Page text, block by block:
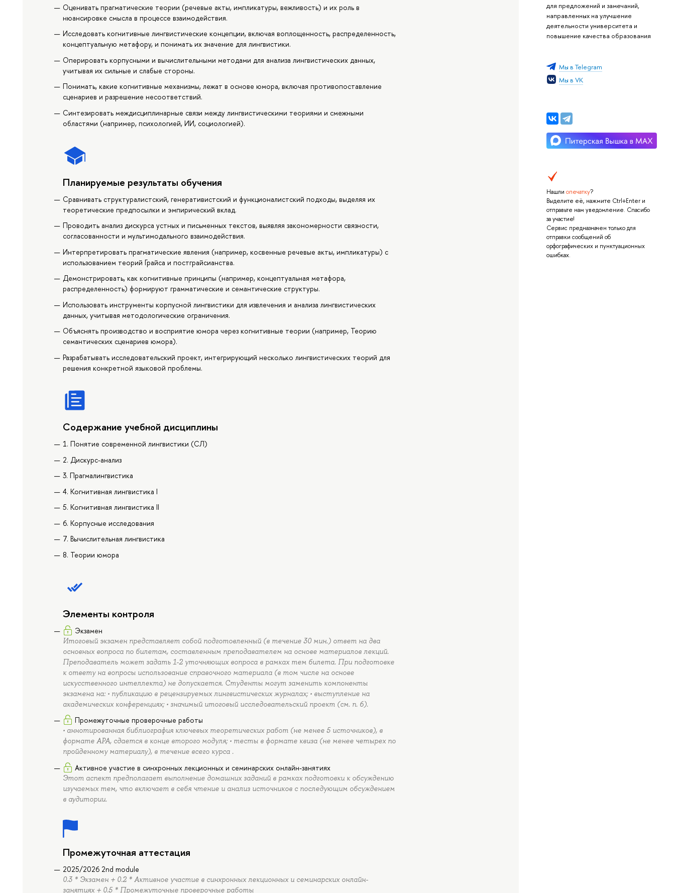
для предложений и замечаний,
направленных на улучшение
деятельности университета и
повышение качества образования
Мы в Telegram
Мы в VK
Нашли опечатку?
Выделите её, нажмите Ctrl+Enter и
отправьте нам уведомление. Спасибо
за участие!
Сервис предназначен только для
отправки сообщений об
орфографических и пунктуационных
ошибках.
Оценивать прагматические теории (речевые акты, импликатуры, вежливость) и их роль в
нюансировке смысла в процессе взаимодействия.
Исследовать когнитивные лингвистические концепции, включая воплощенность, распределенность,
концептуальную метафору, и понимать их значение для лингвистики.
Оперировать корпусными и вычислительными методами для анализа лингвистических данных,
учитывая их сильные и слабые стороны.
Понимать, какие когнитивные механизмы, лежат в основе юмора, включая противопоставление
сценариев и разрешение несоответствий.
Синтезировать междисциплинарные связи между лингвистическими теориями и смежными
областями (например, психологией, ИИ, социологией).
Планируемые результаты обучения
Сравнивать структуралистский, генеративистский и функционалистский подходы, выделяя их
теоретические предпосылки и эмпирический вклад.
Проводить анализ дискурса устных и письменных текстов, выявляя закономерности связности,
согласованности и мультимодального взаимодействия.
Интерпретировать прагматические явления (например, косвенные речевые акты, импликатуры) с
использованием теорий Грайса и постграйсианства.
Демонстрировать, как когнитивные принципы (например, концептуальная метафора,
распределенность) формируют грамматические и семантические структуры.
Использовать инструменты корпусной лингвистики для извлечения и анализа лингвистических
данных, учитывая методологические ограничения.
Объяснять производство и восприятие юмора через когнитивные теории (например, Теорию
семантических сценариев юмора).
Разрабатывать исследовательский проект, интегрирующий несколько лингвистических теорий для
решения конкретной языковой проблемы.
Содержание учебной дисциплины
1. Понятие современной лингвистики (СЛ)
2. Дискурс-анализ
3. Прагмалингвистика
4. Когнитивная лингвистика I
5. Когнитивная лингвистика II
6. Корпусные исследования
7. Вычислительная лингвистика
8. Теории юмора
Элементы контроля
Экзамен
Итоговый экзамен представляет собой подготовленный (в течение 30 мин.) ответ на два
основных вопроса по билетам, составленным преподавателем на основе материалов лекций.
Преподаватель может задать 1-2 уточняющих вопроса в рамках тем билета. При подготовке
к ответу на вопросы использование справочного материала (в том числе на основе
искусственного интеллекта) не допускается. Студенты могут заменить компоненты
экзамена на: • публикацию в рецензируемых лингвистических журналах; • выступление на
академических конференциях; • значимый итоговый исследовательский проект (см. п. 6).
Промежуточные проверочные работы
• аннотированная библиография ключевых теоретических работ (не менее 5 источников), в
формате АРА, сдается в конце второго модуля; • тесты в формате квиза (не менее четырех по
пройденному материалу), в течение всего курса .
Активное участие в синхронных лекционных и семинарских онлайн-занятиях
Этот аспект предполагает выполнение домашних заданий в рамках подготовки к обсуждению
изучаемых тем, что включает в себя чтение и анализ источников с последующим обсуждением
в аудитории.
Промежуточная аттестация
2025/2026 2nd module
0.3 * Экзамен + 0.2 * Активное участие в синхронных лекционных и семинарских онлайн-
занятиях + 0.5 * Промежуточные проверочные работы